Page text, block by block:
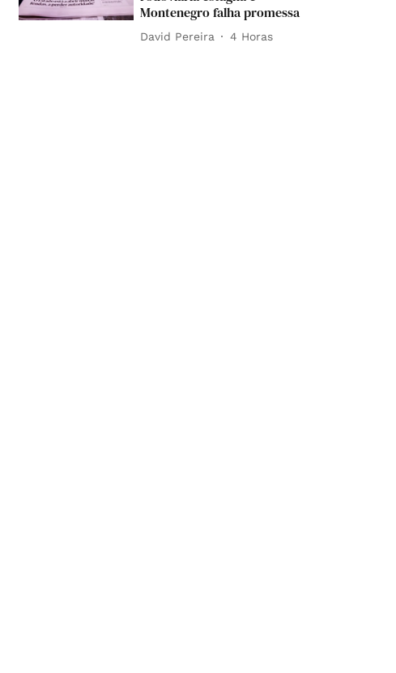
Montenegro falha promessa
David Pereira 4 Horas